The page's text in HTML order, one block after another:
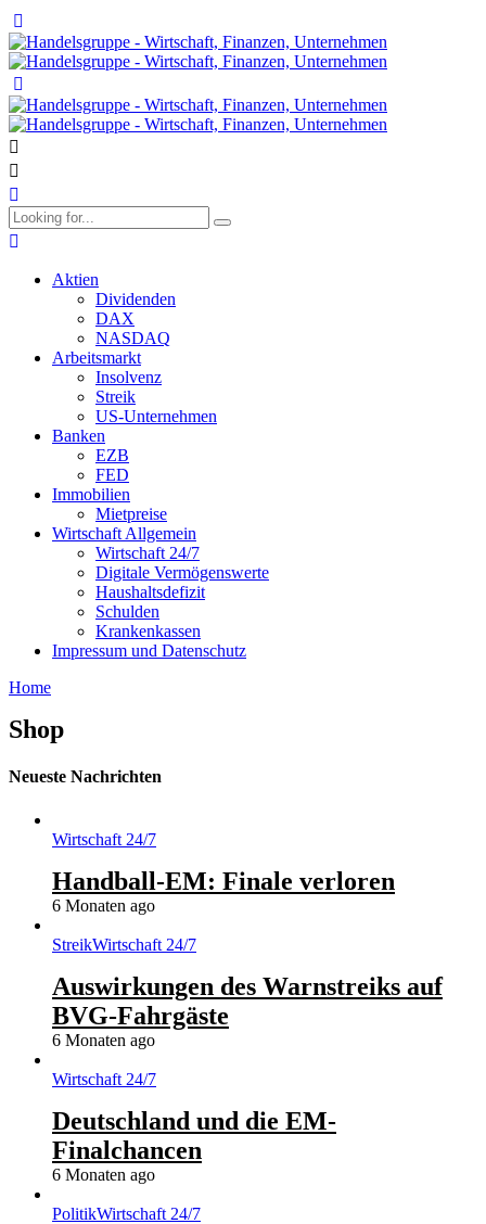
Aktien
Dividenden
DAX
NASDAQ
Arbeitsmarkt
Insolvenz
Streik
US-Unternehmen
Banken
EZB
FED
Immobilien
Mietpreise
Wirtschaft Allgemein
Wirtschaft 24/7
Digitale Vermögenswerte
Haushaltsdefizit
Schulden
Krankenkassen
Impressum und Datenschutz
Home
Shop
Neueste Nachrichten
Wirtschaft 24/7
Handball-EM: Finale verloren
6 Monaten ago
StreikWirtschaft 24/7
Auswirkungen des Warnstreiks auf
BVG-Fahrgäste
6 Monaten ago
Wirtschaft 24/7
Deutschland und die EM-
Finalchancen
6 Monaten ago
PolitikWirtschaft 24/7